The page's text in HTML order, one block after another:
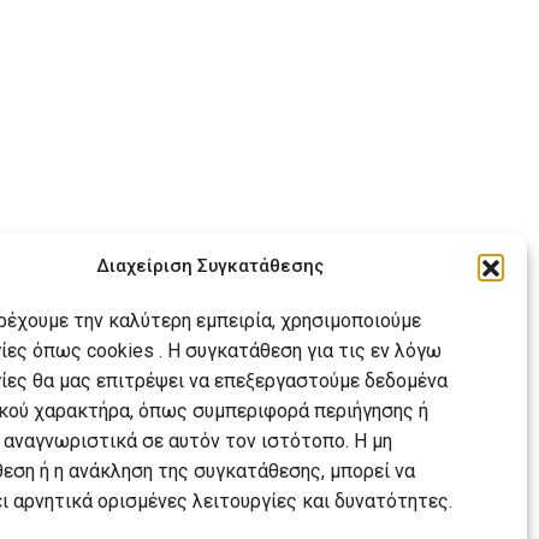
Διαχείριση Συγκατάθεσης
την καλύτερη εμπειρία, χρησιμοποιούμε
όπως cookies . Η συγκατάθεση για τις εν λόγω
θα μας επιτρέψει να επεξεργαστούμε δεδομένα
χαρακτήρα, όπως συμπεριφορά περιήγησης ή
αναγνωριστικά σε αυτόν τον ιστότοπο. Η μη
ή η ανάκληση της συγκατάθεσης, μπορεί να
αρνητικά ορισμένες λειτουργίες και δυνατότητες.